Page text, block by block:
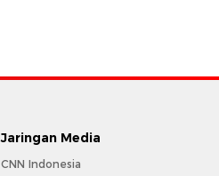
Jaringan Media
CNN Indonesia